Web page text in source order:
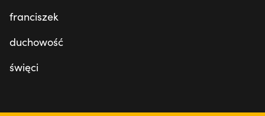
franciszek
duchowość
święci